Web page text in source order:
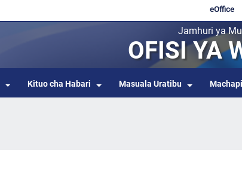
eOffice
Jamhuri ya
OFISI YA
Kituo cha Habari Masuala Uratibu